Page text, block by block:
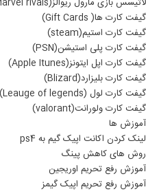
گیفت کارت ها( Gift Cards)
گیفت کارت استیم(steam)
گیفت کارت پلی استیشن(PSN)
گیفت کارت اپل ایتونز(Apple Itunes)
گیفت کارت بلیزارد(Blizard)
گیفت کارت لول (Leauge of legends)
گیفت کارت ولورانت(valorant)
آموزش ها
لینک کردن اکانت اپیک گیم به ps4
روش های کاهش پینگ
آموزش رفع تحریم اوریجین
آموزش رفع تحریم اپیک گیمز